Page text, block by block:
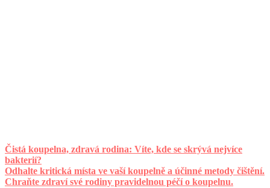
Čistá koupelna, zdravá rodina: Víte, kde se skrývá nejvíce
bakterií?
Odhalte kritická místa ve vaší koupelně a účinné metody čištění.
Chraňte zdraví své rodiny pravidelnou péčí o koupelnu.